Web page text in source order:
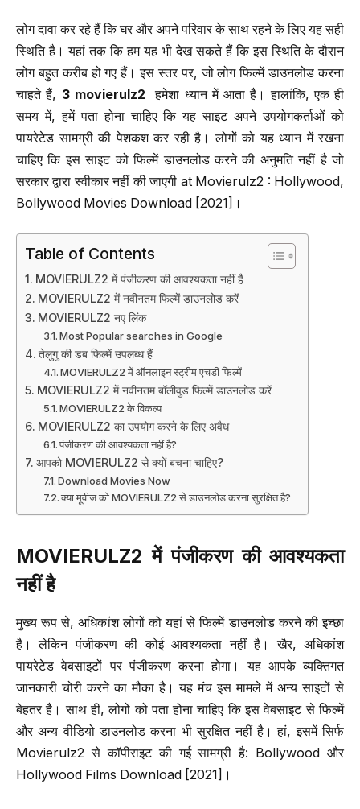
लोग दावा कर रहे हैं कि घर और अपने परिवार के साथ रहने के लिए यह सही
स्थिति है। यहां तक ​​कि हम यह भी देख सकते हैं कि इस स्थिति के दौरान
लोग बहुत करीब हो गए हैं। इस स्तर पर, जो लोग फिल्में डाउनलोड करना
चाहते हैं, 3 movierulz2
हमेशा ध्यान में आता है। हालांकि, एक ही
समय में, हमें पता होना चाहिए कि यह साइट अपने उपयोगकर्ताओं को
पायरेटेड सामग्री की पेशकश कर रही है। लोगों को यह ध्यान में रखना
चाहिए कि इस साइट को फिल्में डाउनलोड करने की अनुमति नहीं है जो
सरकार द्वारा स्वीकार नहीं की जाएगी at Movierulz2 : Hollywood,
Bollywood Movies Download [2021]।
Table of Contents
MOVIERULZ2 में पंजीकरण की आवश्यकता नहीं है
MOVIERULZ2 में नवीनतम फिल्में डाउनलोड करें
MOVIERULZ2 नए लिंक
Most Popular searches in Google
तेलुगु की डब फिल्में उपलब्ध हैं
MOVIERULZ2 में ऑनलाइन स्ट्रीम एचडी फिल्में
MOVIERULZ2 में नवीनतम बॉलीवुड फिल्में डाउनलोड करें
MOVIERULZ2 के विकल्प
MOVIERULZ2 का उपयोग करने के लिए अवैध
पंजीकरण की आवश्यकता नहीं है?
आपको MOVIERULZ2 से क्यों बचना चाहिए?
Download Movies Now
क्या मूवीज को MOVIERULZ2 से डाउनलोड करना सुरक्षित है?
MOVIERULZ2में पंजीकरण की आवश्यकता
नहीं है
मुख्य रूप से, अधिकांश लोगों को यहां से फिल्में डाउनलोड करने की इच्छा
है। लेकिन पंजीकरण की कोई आवश्यकता नहीं है। खैर, अधिकांश
पायरेटेड वेबसाइटों पर पंजीकरण करना होगा। यह आपके व्यक्तिगत
जानकारी चोरी करने का मौका है। यह मंच इस मामले में अन्य साइटों से
बेहतर है। साथ ही, लोगों को पता होना चाहिए कि इस वेबसाइट से फिल्में
और अन्य वीडियो डाउनलोड करना भी सुरक्षित नहीं है। हां, इसमें सिर्फ
Movierulz2 से कॉपीराइट की गई सामग्री है: Bollywood और
Hollywood Films Download [2021]।